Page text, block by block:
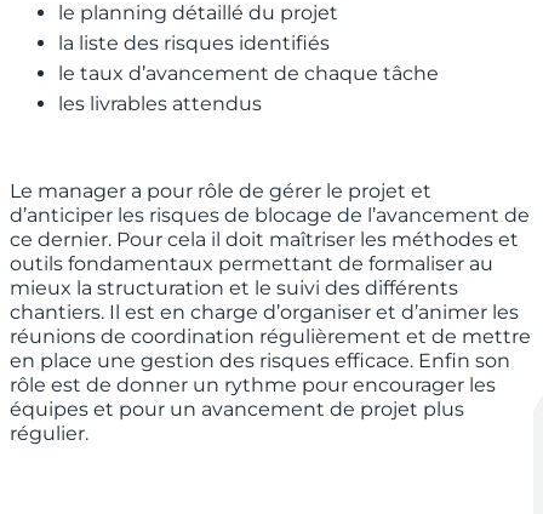
le planning détaillé du projet
la liste des risques identifiés
le taux d’avancement de chaque tâche
les livrables attendus
Le manager a pour rôle de gérer le projet et
d’anticiper les risques de blocage de l’avancement de
ce dernier. Pour cela il doit maîtriser les méthodes et
outils fondamentaux permettant de formaliser au
mieux la structuration et le suivi des différents
chantiers. Il est en charge d’organiser et d’animer les
réunions de coordination régulièrement et de mettre
en place une gestion des risques efficace. Enfin son
rôle est de donner un rythme pour encourager les
équipes et pour un avancement de projet plus
régulier.